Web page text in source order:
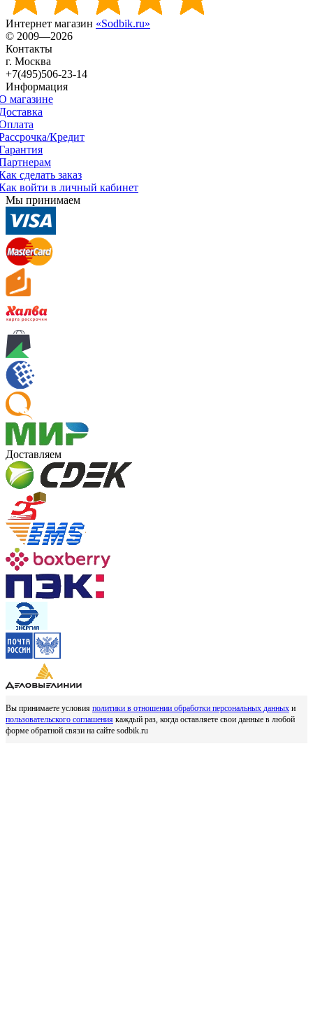
Интернет магазин «Sodbik.ru»
© 2009—2026
Контакты
г. Москва
+7(495)506-23-14
Информация
магазине
Кредит
сделать заказ
войти в личный кабинет
Мы принимаем
Доставляем
Вы принимаете условия политики в отношении обработки персональных данных и
пользовательского соглашения каждый раз, когда оставляете свои данные в любой
форме обратной связи на сайте sodbik.ru